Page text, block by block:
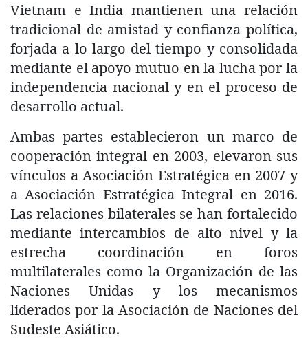
Vietnam e India mantienen una relación
tradicional de amistad y confianza política,
forjada a lo largo del tiempo y consolidada
mediante el apoyo mutuo en la lucha por la
independencia nacional y en el proceso de
desarrollo actual.
Ambas partes establecieron un marco de
cooperación integral en 2003, elevaron sus
vínculos a Asociación Estratégica en 2007 y
a Asociación Estratégica Integral en 2016.
Las relaciones bilaterales se han fortalecido
mediante intercambios de alto nivel y la
estrecha coordinación en foros
multilaterales como la Organización de las
Naciones Unidas y los mecanismos
liderados por la Asociación de Naciones del
Sudeste Asiático.